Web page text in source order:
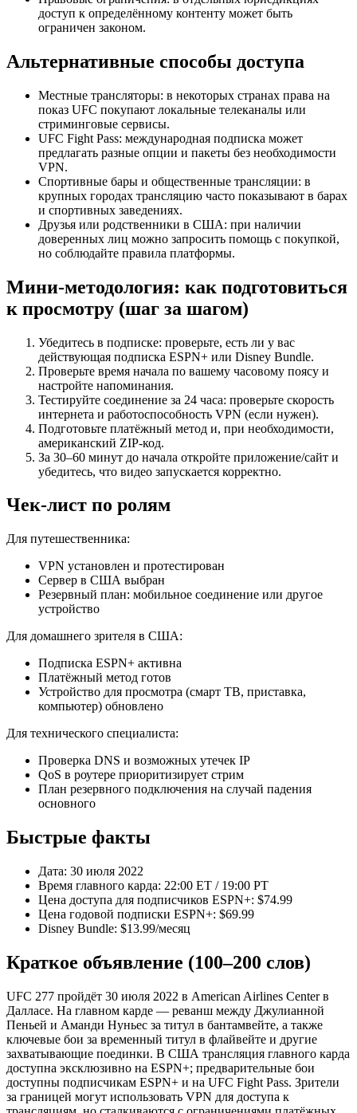
доступ к определённому контенту может быть
ограничен законом.
Альтернативные способы доступа
Местные трансляторы: в некоторых странах права на
показ UFC покупают локальные телеканалы или
стриминговые сервисы.
UFC Fight Pass: международная подписка может
предлагать разные опции и пакеты без необходимости
VPN.
Спортивные бары и общественные трансляции: в
крупных городах трансляцию часто показывают в барах
и спортивных заведениях.
Друзья или родственники в США: при наличии
доверенных лиц можно запросить помощь с покупкой,
но соблюдайте правила платформы.
Мини‑методология: как подготовиться
к просмотру (шаг за шагом)
Убедитесь в подписке: проверьте, есть ли у вас
действующая подписка ESPN+ или Disney Bundle.
Проверьте время начала по вашему часовому поясу и
настройте напоминания.
Тестируйте соединение за 24 часа: проверьте скорость
интернета и работоспособность VPN (если нужен).
Подготовьте платёжный метод и, при необходимости,
американский ZIP‑код.
За 30–60 минут до начала откройте приложение/сайт и
убедитесь, что видео запускается корректно.
Чек‑лист по ролям
Для путешественника:
VPN установлен и протестирован
Сервер в США выбран
Резервный план: мобильное соединение или другое
устройство
Для домашнего зрителя в США:
Подписка ESPN+ активна
Платёжный метод готов
Устройство для просмотра (смарт ТВ, приставка,
компьютер) обновлено
Для технического специалиста:
Проверка DNS и возможных утечек IP
QoS в роутере приоритизирует стрим
План резервного подключения на случай падения
основного
Быстрые факты
Дата: 30 июля 2022
Время главного карда: 22:00 ET / 19:00 PT
Цена доступа для подписчиков ESPN+: $74.99
Цена годовой подписки ESPN+: $69.99
Disney Bundle: $13.99/месяц
Краткое объявление (100–200 слов)
UFC 277 пройдёт 30 июля 2022 в American Airlines Center в
Далласе. На главном карде — реванш между Джулианной
Пеньей и Аманди Нуньес за титул в бантамвейте, а также
ключевые бои за временный титул в флайвейте и другие
захватывающие поединки. В США трансляция главного карда
доступна эксклюзивно на ESPN+; предварительные бои
доступны подписчикам ESPN+ и на UFC Fight Pass. Зрители
за границей могут использовать VPN для доступа к